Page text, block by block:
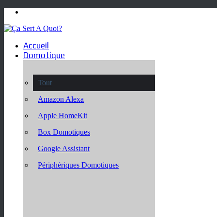
Accueil
Domotique
Tout
Amazon Alexa
Apple HomeKit
Box Domotiques
Google Assistant
Périphériques Domotiques